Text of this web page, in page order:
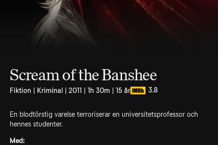
Scream of the Banshee
Fiktion | Kriminal | 2011 | 1h 30m | 15 år 3.8
En blodtörstig varelse terroriserar en universitetsprofessor och
hennes studenter.
Med: